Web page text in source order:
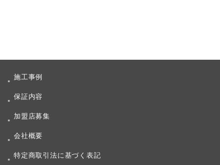
施工事例
保証内容
加盟店募集
会社概要
特定商取引法に基づく表記